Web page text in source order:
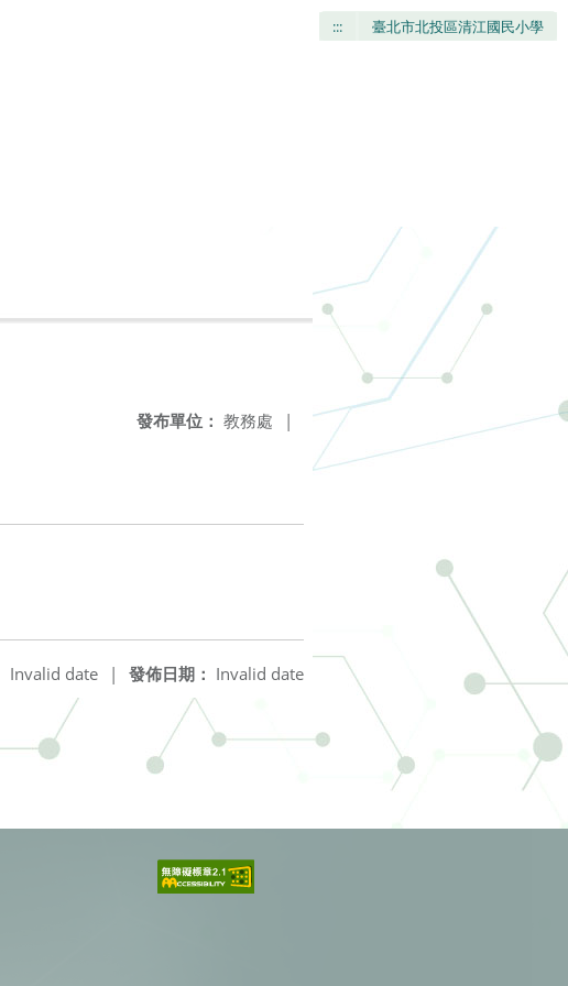
::: 臺北市北投區清江國民小學
發布單位： 教務處 |
發佈日期： Invalid date
Invalid date |